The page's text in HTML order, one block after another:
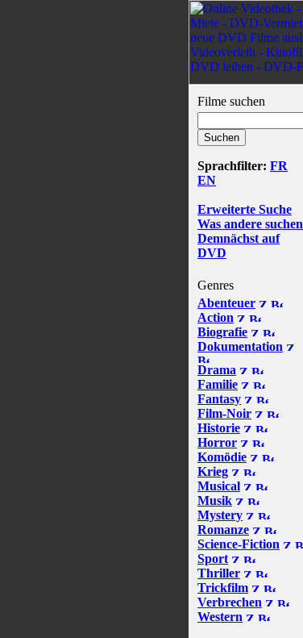
Filme suchen
Sprachfilter: FR
EN
Erweiterte Suche
Was andere suchen
Demnächst auf
DVD
Genres
Abenteuer
Action
Biografie
Dokumentation
Drama
Familie
Fantasy
Film-Noir
Historie
Horror
Komödie
Krieg
Musical
Musik
Mystery
Romanze
Science-Fiction
Sport
Thriller
Trickfilm
Verbrechen
Western